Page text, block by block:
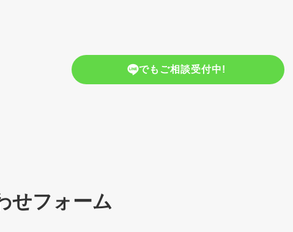
でもご相談受付中!
せフォーム